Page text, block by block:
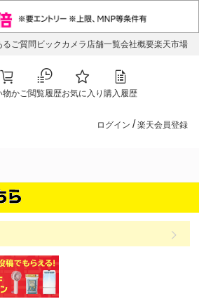
るご質問 ビックカメラ店舗一覧会社概要楽天市場
物かご閲覧履歴お気に入り 購入履歴
ログイン / 楽天会員登録